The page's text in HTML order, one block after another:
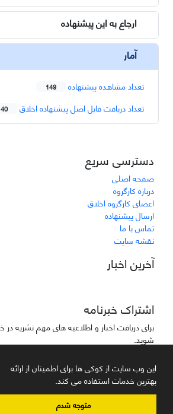
این وب سایت از کوکی ها برای اطمینان از ارائه
بهترین خدمات استفاده می کند.
متوجه شدم
ارجاع به این پیشنهاده
آمار
تعداد مشاهده پیشنهاده 149
تعداد دریافت فایل اصل پیشنهاده اخلاق
دسترسی سریع
صفحه اصلی
درباره کارگروه
اعضای کارگروه اخلاق
ارسال پیشنهاده
تماس با ما
نقشه سایت
آخرین اخبار
اشتراک خبرنامه
برای دریافت اخبار و اطلاعیه های مهم نشریه
شوید.